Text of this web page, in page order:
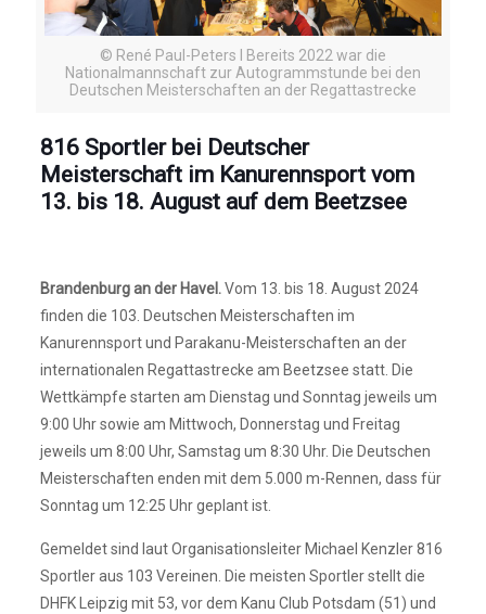
© René Paul-Peters I Bereits 2022 war die
Nationalmannschaft zur Autogrammstunde bei den
Deutschen Meisterschaften an der Regattastrecke
816 Sportler bei Deutscher
Meisterschaft im Kanurennsport vom
13. bis 18. August auf dem Beetzsee
Brandenburg an der Havel.Vom 13. bis 18. August 2024
finden die 103. Deutschen Meisterschaften im
Kanurennsport und Parakanu-Meisterschaften an der
internationalen Regattastrecke am Beetzsee statt. Die
Wettkämpfe starten am Dienstag und Sonntag jeweils um
9:00 Uhr sowie am Mittwoch, Donnerstag und Freitag
jeweils um 8:00 Uhr, Samstag um 8:30 Uhr. Die Deutschen
Meisterschaften enden mit dem 5.000 m-Rennen, dass für
Sonntag um 12:25 Uhr geplant ist.
Gemeldet sind laut Organisationsleiter Michael Kenzler 816
Sportler aus 103 Vereinen. Die meisten Sportler stellt die
DHFK Leipzig mit 53, vor dem Kanu Club Potsdam (51) und